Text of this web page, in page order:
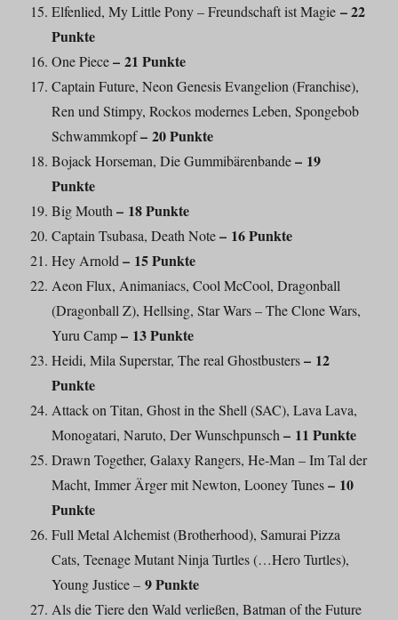
Elfenlied, My Little Pony – Freundschaft ist Magie– 22
Punkte
One Piece– 21 Punkte
Captain Future, Neon Genesis Evangelion (Franchise),
Ren und Stimpy, Rockos modernes Leben, Spongebob
Schwammkopf– 20 Punkte
Bojack Horseman, Die Gummibärenbande– 19
Punkte
Big Mouth– 18 Punkte
Captain Tsubasa, Death Note– 16 Punkte
Hey Arnold– 15 Punkte
Aeon Flux, Animaniacs, Cool McCool, Dragonball
(Dragonball Z), Hellsing, Star Wars – The Clone Wars,
Yuru Camp– 13 Punkte
Heidi, Mila Superstar, The real Ghostbusters– 12
Punkte
Attack on Titan, Ghost in the Shell (SAC), Lava Lava,
Monogatari, Naruto, Der Wunschpunsch– 11 Punkte
Drawn Together, Galaxy Rangers, He-Man – Im Tal der
Macht, Immer Ärger mit Newton, Looney Tunes– 10
Punkte
Full Metal Alchemist (Brotherhood), Samurai Pizza
Cats, Teenage Mutant Ninja Turtles (…Hero Turtles),
Young Justice –9 Punkte
Als die Tiere den Wald verließen, Batman of the Future